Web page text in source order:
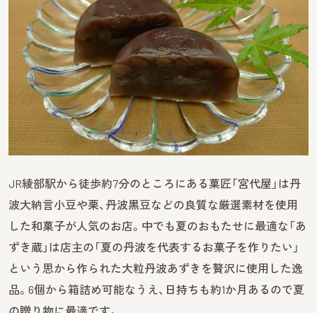
JR綾部駅から徒歩約7分のところにある菓匠「宮代屋」は丹
波大納言小豆や栗、丹波黒豆などの良質な厳選素材を使用
した和菓子が人気のお店。中でも夏のおもたせに最適な「あ
ずき蔵」は店主の「夏の丹波を代表するお菓子を作りたい」
という思から作られた大粒丹波あずきを贅沢に使用した逸
品。6個から箱詰め可能なうえ、日持ちも約1か月あるので夏
の贈り物に最適です。